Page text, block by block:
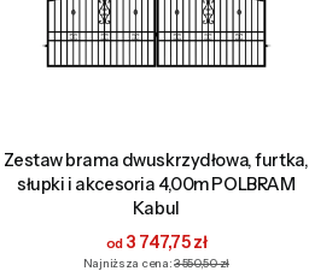
Zestaw brama dwuskrzydłowa, furtka,
słupki i akcesoria 4,00m POLBRAM
Kabul
Cena promocyjna
3 747,75 zł
Najniższa cena:3 550,50 zł